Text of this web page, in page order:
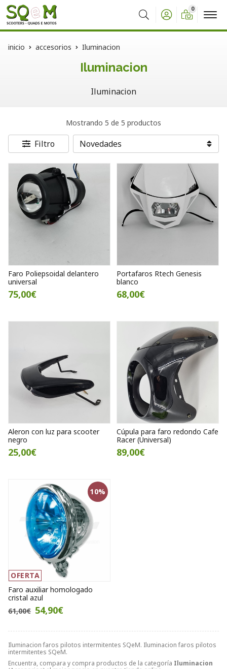
Buscar
0
inicio accesorios Iluminacion
Iluminacion
Iluminacion
Iluminacion faros pilotos intermitentes SQeM. Iluminacion faros pilotos
intermitentes SQeM.
Encuentra, compara y compra productos de la categoría Iluminacion
Mostrando 5 de 5 productos
Filtro
Faro Poliepsoidal delantero
universal
75,00€
Portafaros Rtech Genesis
blanco
68,00€
Aleron con luz para scooter
negro
25,00€
Cúpula para faro redondo Cafe
Racer (Universal)
89,00€
10%
OFERTA
Faro auxiliar homologado
cristal azul
61,00€ 54,90€